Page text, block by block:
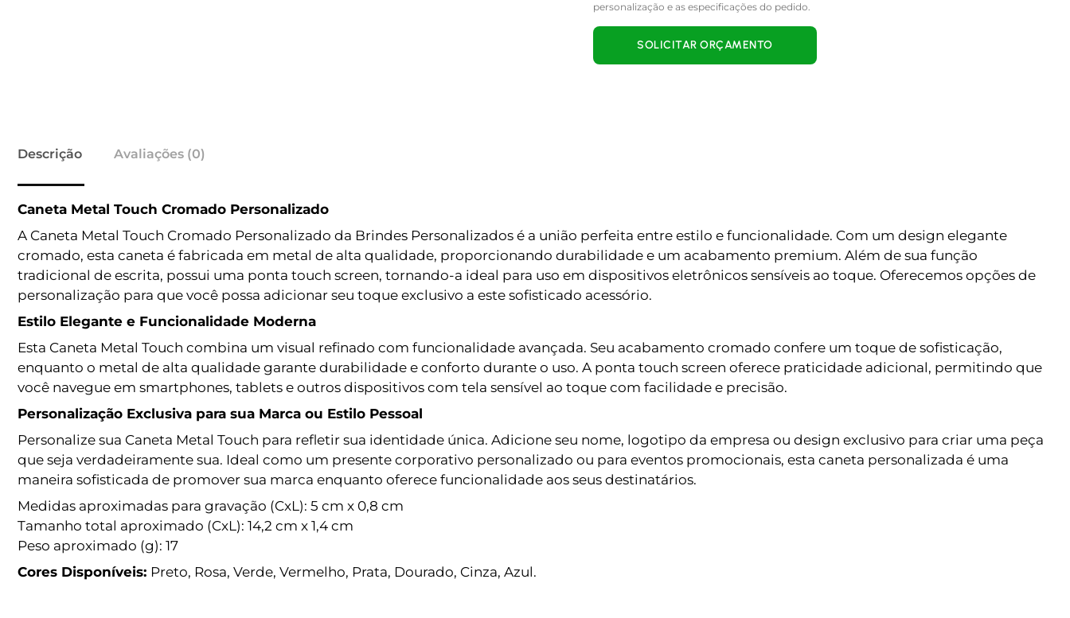
personalização e as especificações do pedido.
SOLICITAR ORÇAMENTO
Descrição Avaliações (0)
Caneta Metal Touch Cromado Personalizado
A Caneta Metal Touch Cromado Personalizado da Brindes Personalizados é a união perfeita entre estilo e funcionalidade. Com um design elegante
cromado, esta caneta é fabricada em metal de alta qualidade, proporcionando durabilidade e um acabamento premium. Além de sua função
tradicional de escrita, possui uma ponta touch screen, tornando-a ideal para uso em dispositivos eletrônicos sensíveis ao toque. Oferecemos opções de
personalização para que você possa adicionar seu toque exclusivo a este sofisticado acessório.
Estilo Elegante e Funcionalidade Moderna
Esta Caneta Metal Touch combina um visual refinado com funcionalidade avançada. Seu acabamento cromado confere um toque de sofisticação,
enquanto o metal de alta qualidade garante durabilidade e conforto durante o uso. A ponta touch screen oferece praticidade adicional, permitindo que
você navegue em smartphones, tablets e outros dispositivos com tela sensível ao toque com facilidade e precisão.
Personalização Exclusiva para sua Marca ou Estilo Pessoal
Personalize sua Caneta Metal Touch para refletir sua identidade única. Adicione seu nome, logotipo da empresa ou design exclusivo para criar uma peça
que seja verdadeiramente sua. Ideal como um presente corporativo personalizado ou para eventos promocionais, esta caneta personalizada é uma
maneira sofisticada de promover sua marca enquanto oferece funcionalidade aos seus destinatários.
Medidas aproximadas para gravação (CxL): 5 cm x 0,8 cm
Tamanho total aproximado (CxL): 14,2 cm x 1,4 cm
Peso aproximado (g): 17
Cores Disponíveis: Preto, Rosa, Verde, Vermelho, Prata, Dourado, Cinza, Azul.